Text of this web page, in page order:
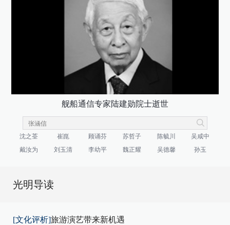
舰船通信专家陆建勋院士逝世
沈之荃 崔崑 顾诵芬 苏哲子 陈毓川
吴咸中
戴汝为
刘玉清 李幼平 魏正耀 吴德馨 孙玉
光明导读
[文化评析]旅游演艺带来新机遇